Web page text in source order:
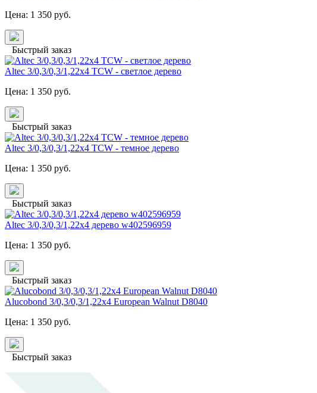
Цена: 1 350 руб.
Быстрый заказ
Altec 3/0,3/0,3/1,22x4 TCW - светлое дерево
Цена: 1 350 руб.
Быстрый заказ
Altec 3/0,3/0,3/1,22x4 TCW - темное дерево
Цена: 1 350 руб.
Быстрый заказ
Altec 3/0,3/0,3/1,22x4 дерево w402596959
Цена: 1 350 руб.
Быстрый заказ
Alucobond 3/0,3/0,3/1,22x4 European Walnut D8040
Цена: 1 350 руб.
Быстрый заказ